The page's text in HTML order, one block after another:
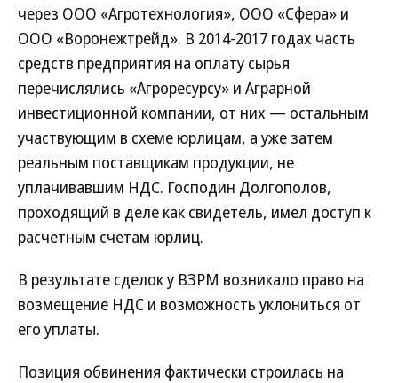
через ООО «Агротехнология», ООО «Сфера» и
ООО «Воронежтрейд». В 2014-2017 годах часть
средств предприятия на оплату сырья
перечислялись «Агроресурсу» и Аграрной
инвестиционной компании, от них — остальным
участвующим в схеме юрлицам, а уже затем
реальным поставщикам продукции, не
уплачивавшим НДС. Господин Долгополов,
проходящий в деле как свидетель, имел доступ к
расчетным счетам юрлиц.
В результате сделок у ВЗРМ возникало право на
возмещение НДС и возможность уклониться от
его уплаты.
Позиция обвинения фактически строилась на